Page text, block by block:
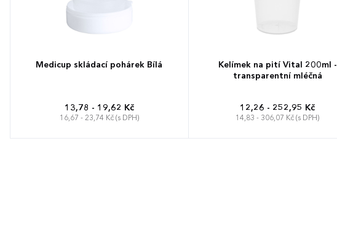
Medicup skládací pohárek Bílá
13,78 - 19,62 Kč
16,67 - 23,74 Kč (s DPH)
Kelímek na pití Vital 200ml -
transparentní mléčná
12,26 - 252,95 Kč
14,83 - 306,07 Kč (s DPH)